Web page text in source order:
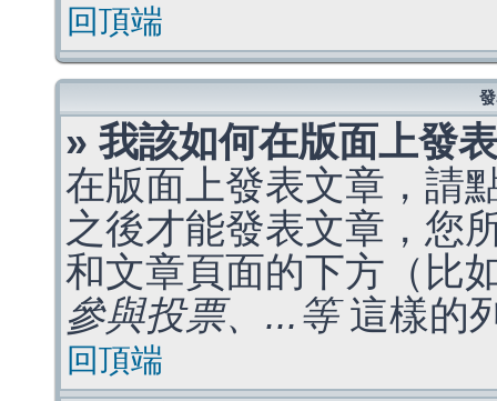
回頂端
» 我該如何在版面上發
在版面上發表文章，請
之後才能發表文章，您
和文章頁面的下方（比
參與投票、...等這樣的
回頂端